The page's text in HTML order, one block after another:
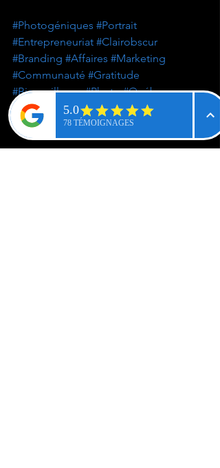
#Photogéniques #Portrait
#Entrepreneuriat #Clairobscur
#Branding #Affaires #Marketing
#Communauté #Gratitude
#Bienveillance #Photo #Québec
#Montréal
#Collaboration #Inspiration
#Photographie #SonyA7IV